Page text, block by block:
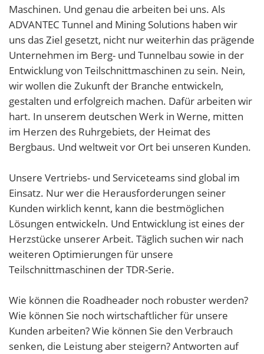
Maschinen. Und genau die arbeiten bei uns. Als
ADVANTEC Tunnel and Mining Solutions haben wir
uns das Ziel gesetzt, nicht nur weiterhin das prägende
Unternehmen im Berg- und Tunnelbau sowie in der
Entwicklung von Teilschnittmaschinen zu sein. Nein,
wir wollen die Zukunft der Branche entwickeln,
gestalten und erfolgreich machen. Dafür arbeiten wir
hart. In unserem deutschen Werk in Werne, mitten
im Herzen des Ruhrgebiets, der Heimat des
Bergbaus. Und weltweit vor Ort bei unseren Kunden.
Unsere Vertriebs- und Serviceteams sind global im
Einsatz. Nur wer die Herausforderungen seiner
Kunden wirklich kennt, kann die bestmöglichen
Lösungen entwickeln. Und Entwicklung ist eines der
Herzstücke unserer Arbeit. Täglich suchen wir nach
weiteren Optimierungen für unsere
Teilschnittmaschinen der TDR-Serie.
Wie können die Roadheader noch robuster werden?
Wie können Sie noch wirtschaftlicher für unsere
Kunden arbeiten? Wie können Sie den Verbrauch
senken, die Leistung aber steigern? Antworten auf